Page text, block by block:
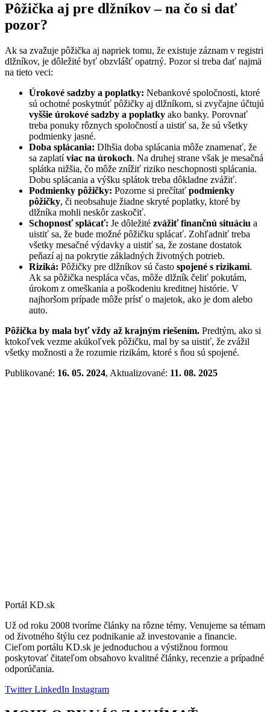
Pôžička aj pre dlžníkov – na čo si dať
pozor?
Ak sa zvažuje pôžička aj napriek tomu, že existuje záznam v registri
dlžníkov, je dôležité byť obzvlášť opatrný. Pozor si treba dať najmä
na tieto veci:
Úrokové sadzby a poplatky: Nebankové spoločnosti, ktoré
sú ochotné poskytnúť pôžičky aj dlžníkom, si zvyčajne účtujú
vyššie úrokové sadzby a poplatky ako banky. Porovnať
treba ponuky rôznych spoločností a uistiť sa, že sú všetky
podmienky jasné.
Doba splácania: Dlhšia doba splácania môže znamenať, že
sa zaplatíviac na úrokoch. Na druhej strane však je mesačná
splátka nižšia, čo môže znížiť riziko neschopnosti splácania.
Dobu splácania a výšku splátok treba dôkladne zvážiť.
Podmienky pôžičky: Pozorne si prečítať podmienky
pôžičky, či neobsahuje žiadne skryté poplatky, ktoré by
dlžníka mohli neskôr zaskočiť.
Schopnosť splácať: Je dôležité zvážiť finančnú situáciu a
uistiť sa, že bude možné pôžičku splácať. Zohľadniť treba
všetky mesačné výdavky a uistiť sa, že zostane dostatok
peňazí aj na pokrytie základných životných potrieb.
Riziká: Pôžičky pre dlžníkov sú často spojené s rizikami.
Ak sa pôžička nespláca včas, môže dlžník čeliť pokutám,
úrokom z omeškania a poškodeniu kreditnej histórie. V
najhoršom prípade môže prísť o majetok, ako je dom alebo
auto.
Pôžička by mala byť vždy až krajným riešením. Predtým, ako si
ktokoľvek vezme akúkoľvek pôžičku, mal by sa uistiť, že zvážil
všetky možnosti a že rozumie rizikám, ktoré s ňou sú spojené.
Publikované: 16. 05. 2024, Aktualizované: 11. 08. 2025
Portál KD.sk
Už od roku 2008 tvoríme články na rôzne témy. Venujeme sa témam
od životného štýlu cez podnikanie až investovanie a financie.
Cieľom portálu KD.sk je jednoduchou a výstižnou formou
poskytovať čitateľom obsahovo kvalitné články, recenzie a prípadné
odporúčania.
TwitterLinkedIn Instagram